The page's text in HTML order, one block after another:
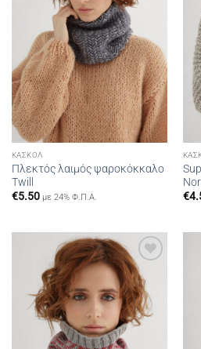
ΚΑΣΚΌΛ
Πλεκτός λαιμός ψαροκόκκαλο
Twill
€5.50 με 24% Φ.Π.Α.
€
Add to
wishlist